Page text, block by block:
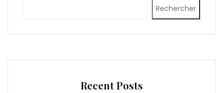
Rechercher
Recent Posts